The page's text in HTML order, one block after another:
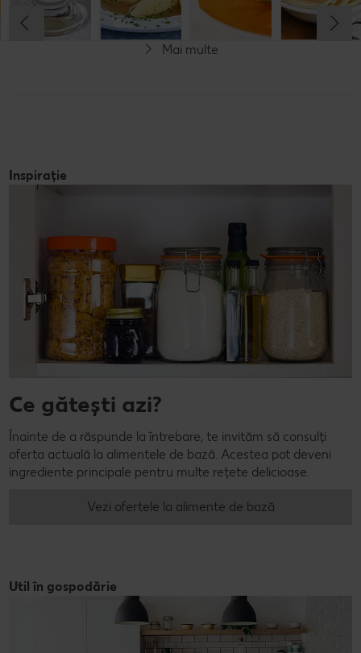
Rafinat
Rafinat Simplu
Mai multe
Inspirație
Ce gătești azi?
Înainte de a răspunde la întrebare, te invităm să consulți
oferta actuală la alimentele de bază. Acestea pot deveni
ingrediente principale pentru multe rețete delicioase.
Vezi ofertele la alimente de bază
Util în gospodărie